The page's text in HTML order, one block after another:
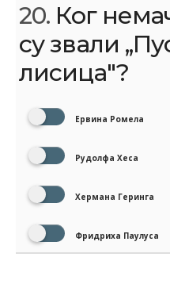
20. Ког
су звали
лисица"?
Ервина Ромела
Рудолфа Хеса
Хермана Геринга
Фридриха Паулуса